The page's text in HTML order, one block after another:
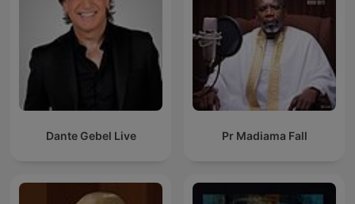
Dante Gebel Live Pr Madiama Fall